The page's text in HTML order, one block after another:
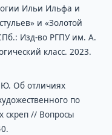
Ильи Ильфа и
и «Золотой
Изд-во РГПУ им. А.
класс. 2023.
Об отличиях
по
скреп // Вопросы